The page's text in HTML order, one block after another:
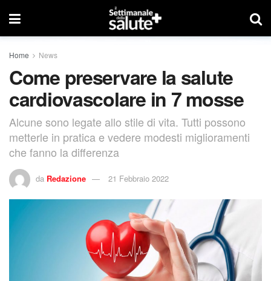
Home News
Come preservare la salute
cardiovascolare in 7 mosse
Alcune sono legate allo stile di vita. Tutti possono
metterle in pratica e vedere modesti miglioramenti
che fanno la differenza
da Redazione 21 Febbraio 2022